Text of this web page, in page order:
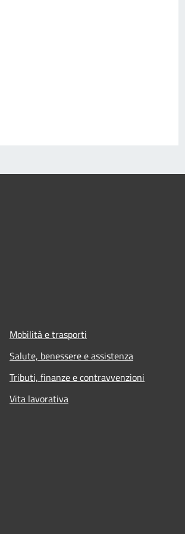
Mobilità e trasporti
Salute, benessere e assistenza
Tributi, finanze e contravvenzioni
Vita lavorativa